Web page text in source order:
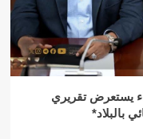
يستعرض تقريري
بالبلاد*